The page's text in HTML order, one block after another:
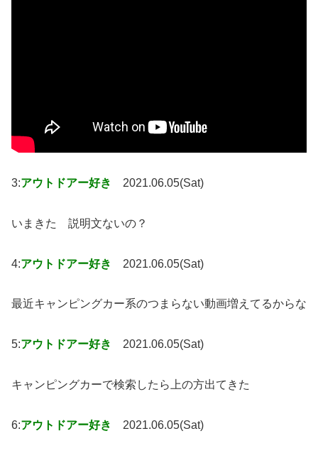
3:アウトドアー好き 2021.06.05(Sat)
いまきた 説明文ないの？
4:アウトドアー好き 2021.06.05(Sat)
最近キャンピングカー系のつまらない動画増えてるからな
5:アウトドアー好き 2021.06.05(Sat)
キャンピングカーで検索したら上の方出てきた
6:アウトドアー好き 2021.06.05(Sat)